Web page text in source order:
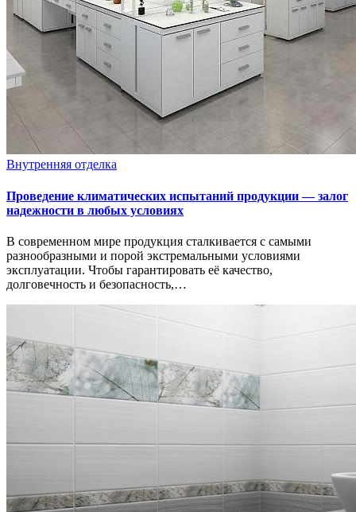
Внутренняя отделка
Проведение климатических испытаний продукции — залог
надежности в любых условиях
В современном мире продукция сталкивается с самыми
разнообразными и порой экстремальными условиями
эксплуатации. Чтобы гарантировать её качество,
долговечность и безопасность,…